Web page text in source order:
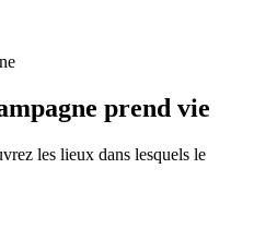
prend vie
les lieux dans lesquels le